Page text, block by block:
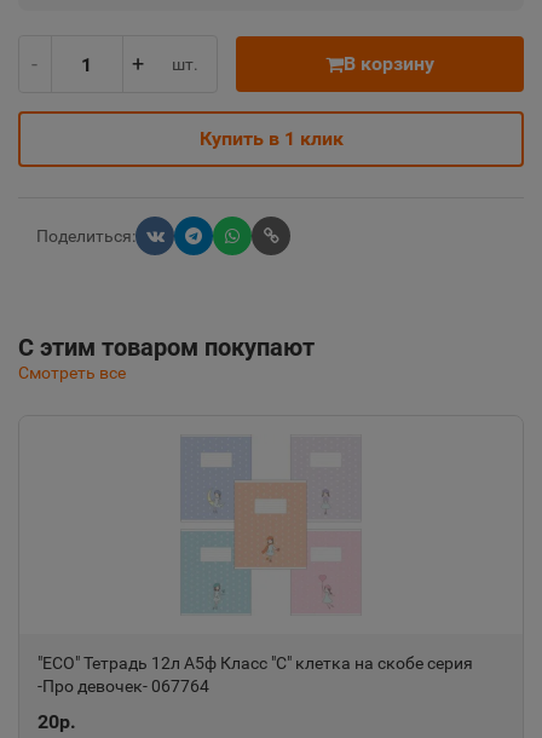
- + шт. В корзину
Купить в 1 клик
Поделиться:
С этим товаром покупают
Смотреть все
"ECO" Тетрадь 12л А5ф Класс "С" клетка на скобе серия
-Про девочек- 067764
20р.